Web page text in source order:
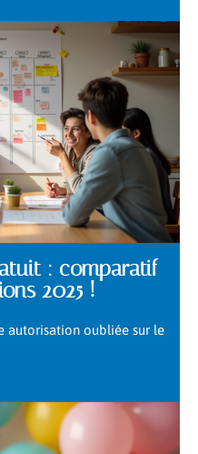
: comparatif
2025 !
autorisation oubliée sur le